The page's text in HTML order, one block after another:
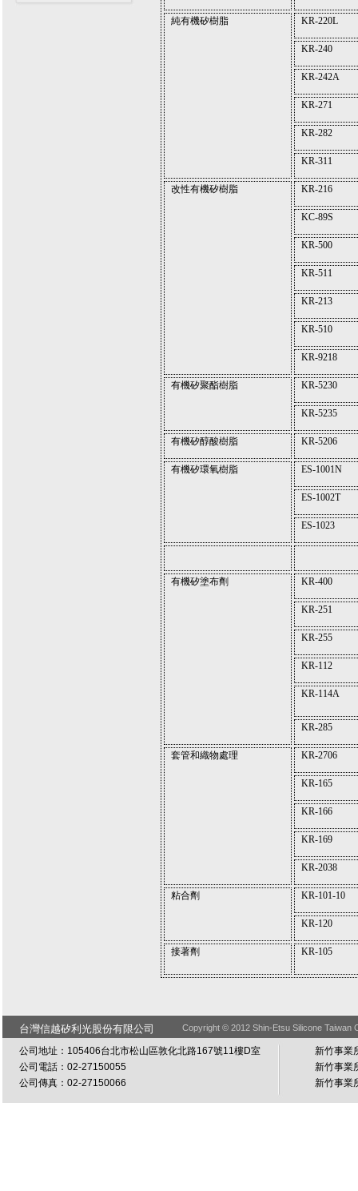
純有機矽樹脂 KR-220L
KR-240
KR-242A
KR-271
KR-282
KR-311
改性有機矽樹脂 KR-216
KC-89S
KR-500
KR-511
KR-213
KR-510
KR-9218
有機矽聚酯樹脂 KR-5230
KR-5235
有機矽醇酸樹脂 KR-5206
有機矽環氧樹脂 ES-1001N
ES-1002T
ES-1023
有機矽塗布劑 KR-400
KR-251
KR-255
KR-112
KR-114A
KR-285
套管和織物處理 KR-2706
KR-165
KR-166
KR-169
KR-2038
粘合劑 KR-101-10
KR-120
接著劑 KR-105
台灣信越矽利光股份有限公司 Copyright © 2012 Shin-Etsu Silicone Taiwan
公司地址：105406台北市松山區敦化北路167號11樓D室
新竹事業
公司電話：02-27150055
新竹事業
公司傳真：02-27150066
新竹事業